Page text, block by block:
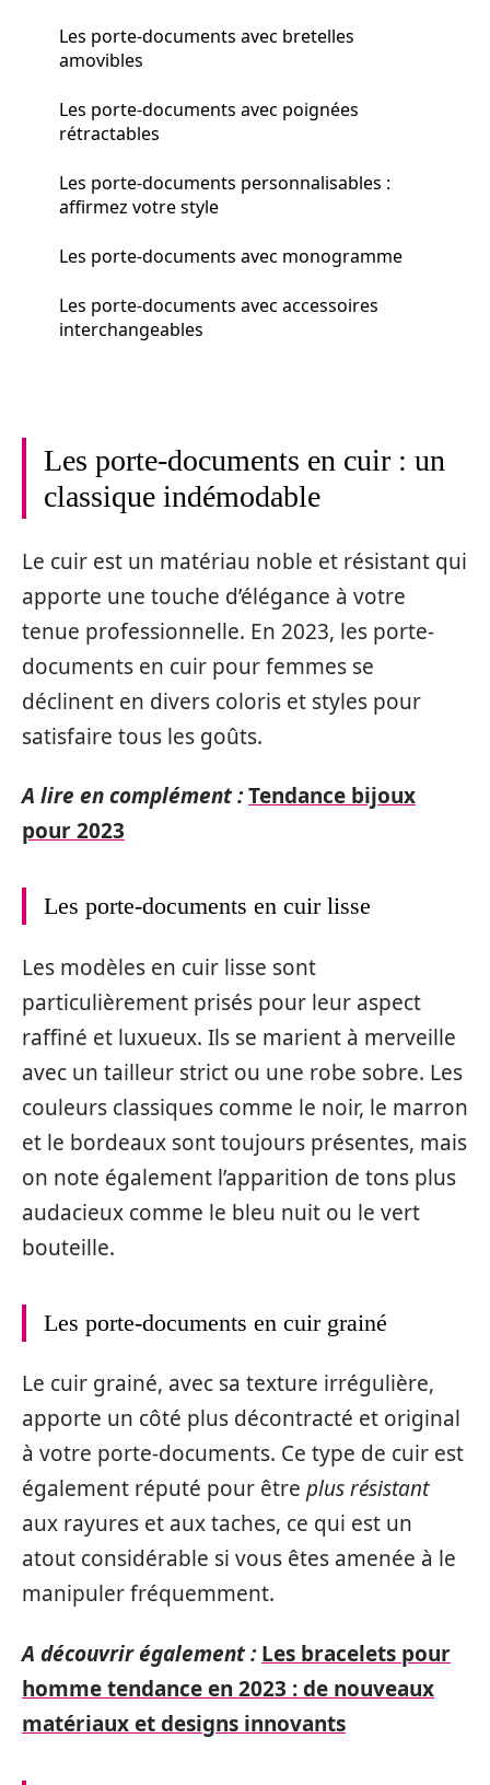
Les porte-documents avec bretelles
amovibles
Les porte-documents avec poignées
rétractables
Les porte-documents personnalisables :
affirmez votre style
Les porte-documents avec monogramme
Les porte-documents avec accessoires
interchangeables
Les porte-documents en cuir : un
classique indémodable
Le cuir est un matériau noble et résistant qui
apporte une touche d’élégance à votre
tenue professionnelle. En 2023, les porte-
documents en cuir pour femmes se
déclinent en divers coloris et styles pour
satisfaire tous les goûts.
A lire en complément :Tendance bijoux
pour 2023
Les porte-documents en cuir lisse
Les modèles en cuir lisse sont
particulièrement prisés pour leur aspect
raffiné et luxueux. Ils se marient à merveille
avec un tailleur strict ou une robe sobre. Les
couleurs classiques comme le noir, le marron
et le bordeaux sont toujours présentes, mais
on note également l’apparition de tons plus
audacieux comme le bleu nuit ou le vert
bouteille.
Les porte-documents en cuir grainé
Le cuir grainé, avec sa texture irrégulière,
apporte un côté plus décontracté et original
à votre porte-documents. Ce type de cuir est
également réputé pour être plus résistant
aux rayures et aux taches, ce qui est un
atout considérable si vous êtes amenée à le
manipuler fréquemment.
A découvrir également : Les bracelets pour
homme tendance en 2023 : de nouveaux
matériaux et designs innovants